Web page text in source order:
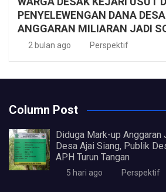
PENYELEWENGAN DANA
ANGGARAN MILIARAN JADI
2 bulan ago Perspektif
Column Post
Diduga Mark-up Anggaran
Desa Ajai Siang, Publik
APH Turun Tangan
5 hari ago Perspektif